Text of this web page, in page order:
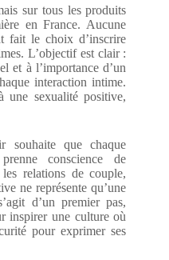
sur tous les produits
en France. Aucune
fait le choix d’inscrire
L’objectif est clair :
et à l’importance d’un
interaction intime.
une sexualité positive,
souhaite que chaque
conscience de
relations de couple,
ne représente qu’une
d’un premier pas,
inspirer une culture où
pour exprimer ses